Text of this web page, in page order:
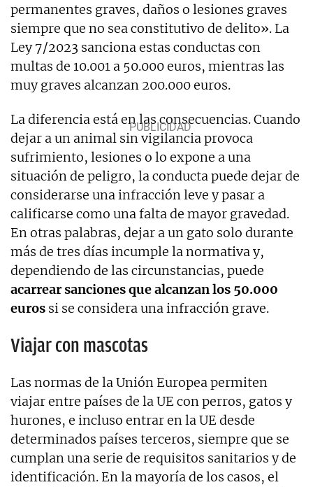
permanentes graves, daños o lesiones graves
siempre que no sea constitutivo de delito». La
Ley 7/2023 sanciona estas conductas con
multas de 10.001 a 50.000 euros, mientras las
muy graves alcanzan 200.000 euros.
La diferencia está en las consecuencias. Cuando
dejar a un animal sin vigilancia provoca
sufrimiento, lesiones o lo expone a una
situación de peligro, la conducta puede dejar de
considerarse una infracción leve y pasar a
calificarse como una falta de mayor gravedad.
En otras palabras, dejar a un gato solo durante
más de tres días incumple la normativa y,
dependiendo de las circunstancias, puede
acarrear sanciones que alcanzan los 50.000
euros si se considera una infracción grave.
Viajar con mascotas
Las normas de la Unión Europea permiten
viajar entre países de la UE con perros, gatos y
hurones, e incluso entrar en la UE desde
determinados países terceros, siempre que se
cumplan una serie de requisitos sanitarios y de
identificación. En la mayoría de los casos, el